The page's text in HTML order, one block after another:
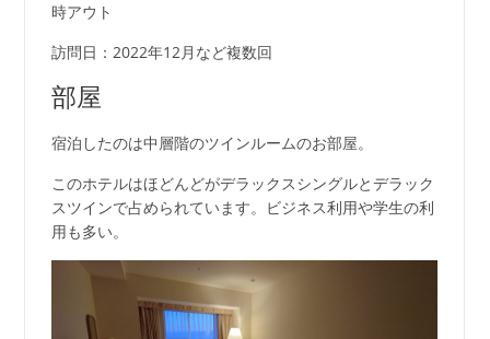
時アウト
訪問日：2022年12月など複数回
部屋
宿泊したのは中層階のツインルームのお部屋。
このホテルはほどんどがデラックスシングルとデラック
スツインで占められています。ビジネス利用や学生の利
用も多い。